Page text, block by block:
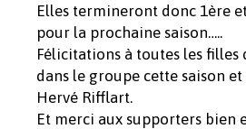
Elles termineront donc 1ère
pour la prochaine saison…..
Félicitations à toutes les filles
dans le groupe cette saison
Hervé Rifflart.
Et merci aux supporters bien